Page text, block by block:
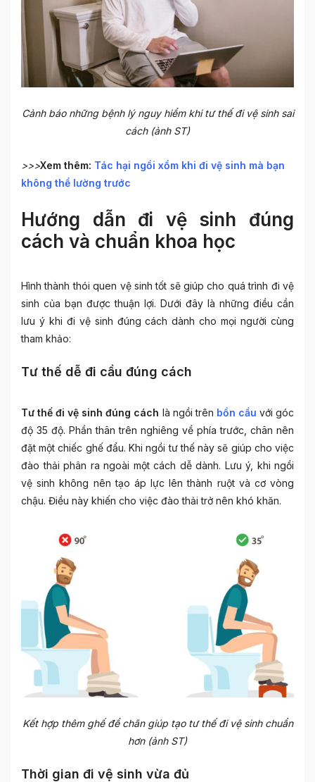
Cảnh báo những bệnh lý nguy hiểm khi tư thế đi vệ sinh sai
cách (ảnh ST)
>>>Xem thêm: Tác hại ngồi xổm khi đi vệ sinh mà bạn
không thể lường trước
Hướng dẫn đi vệ sinh đúng
cách và chuẩn khoa học
Hình thành thói quen vệ sinh tốt sẽ giúp cho quá trình đi vệ
sinh của bạn được thuận lợi. Dưới đây là những điều cần
lưu ý khi đi vệ sinh đúng cách dành cho mọi người cùng
tham khảo:
Tư thế dễ đi cầu đúng cách
Tư thế đi vệ sinh đúng cách là ngồi trên bồn cầu với góc
độ 35 độ. Phần thân trên nghiêng về phía trước, chân nên
đặt một chiếc ghế đẩu. Khi ngồi tư thế này sẽ giúp cho việc
đào thải phân ra ngoài một cách dễ dành. Lưu ý, khi ngồi
vệ sinh không nên tạo áp lực lên thành ruột và cơ vòng
chậu. Điều này khiến cho việc đào thải trở nên khó khăn.
Kết hợp thêm ghế để chân giúp tạo tư thế đi vệ sinh chuẩn
hơn (ảnh ST)
Thời gian đi vệ sinh vừa đủ